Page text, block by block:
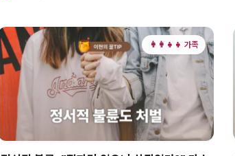
👩‍👩‍👧‍👧 가족